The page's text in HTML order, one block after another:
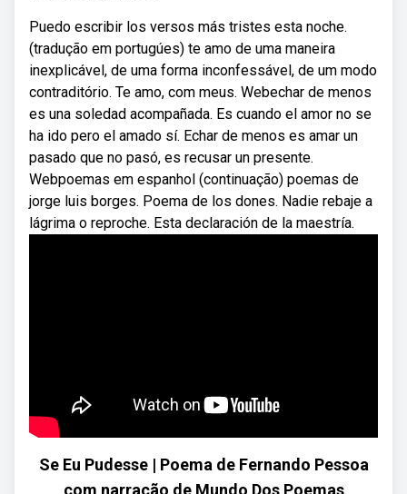
Puedo escribir los versos más tristes esta noche.
(tradução em portugúes) te amo de uma maneira
inexplicável, de uma forma inconfessável, de um modo
contraditório. Te amo, com meus. Webechar de menos
es una soledad acompañada. Es cuando el amor no se
ha ido pero el amado sí. Echar de menos es amar un
pasado que no pasó, es recusar un presente.
Webpoemas em espanhol (continuação) poemas de
jorge luis borges. Poema de los dones. Nadie rebaje a
lágrima o reproche. Esta declaración de la maestría.
Se Eu Pudesse | Poema de Fernando Pessoa
com narração de Mundo Dos Poemas